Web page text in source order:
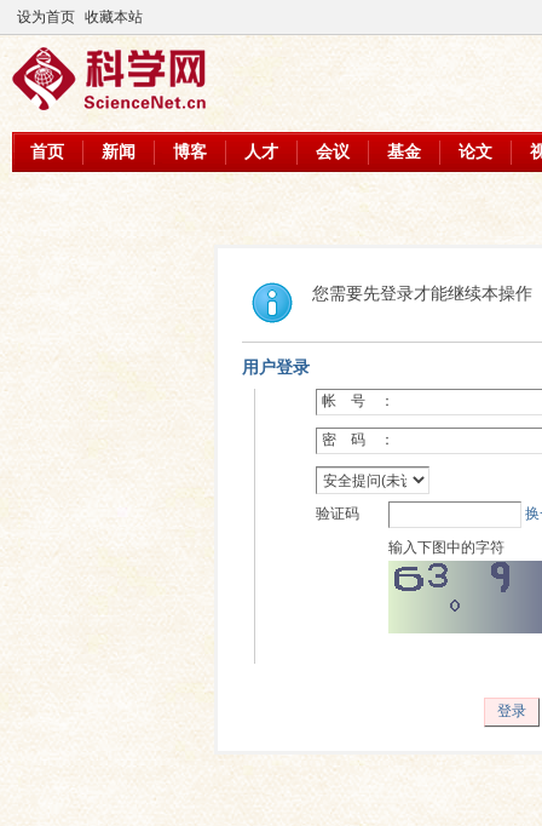
设为首页 收藏本站
首页 新闻 博客 人才 会议 基金 论文
您需要先登录才能继续本操作
用户登录
帐 号 ：
密 码 ：
验证码
输入下图中的字符
登录